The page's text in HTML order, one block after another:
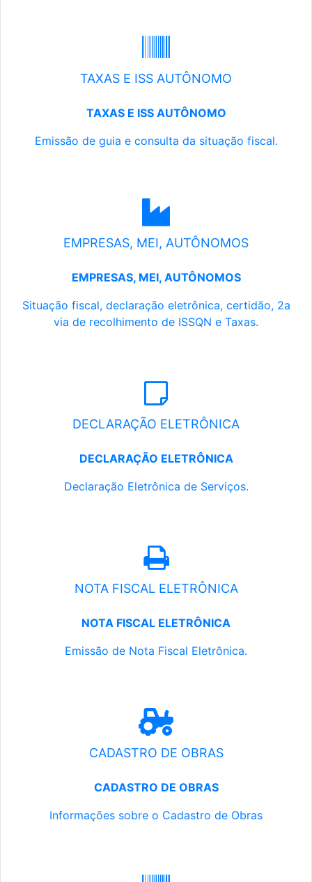
TAXAS E ISS AUTÔNOMO
TAXAS E ISS AUTÔNOMO
Emissão de guia e consulta da situação fiscal.
EMPRESAS, MEI, AUTÔNOMOS
EMPRESAS, MEI, AUTÔNOMOS
Situação fiscal, declaração eletrônica, certidão, 2a
via de recolhimento de ISSQN e Taxas.
DECLARAÇÃO ELETRÔNICA
DECLARAÇÃO ELETRÔNICA
Declaração Eletrônica de Serviços.
NOTA FISCAL ELETRÔNICA
NOTA FISCAL ELETRÔNICA
Emissão de Nota Fiscal Eletrônica.
CADASTRO DE OBRAS
CADASTRO DE OBRAS
Informações sobre o Cadastro de Obras